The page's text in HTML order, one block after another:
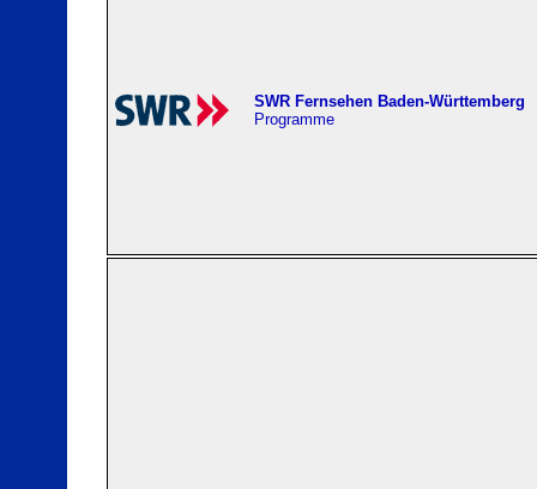
SWR Fernsehen Baden-Württemberg
Programme